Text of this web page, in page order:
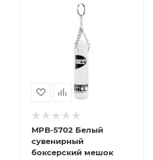
MPB-5702 Белый
сувенирный
боксерский мешок